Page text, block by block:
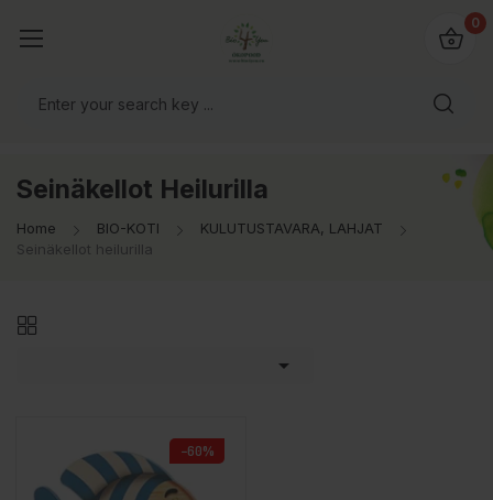
0
Seinäkellot Heilurilla
Home BIO-KOTI
KULUTUSTAVARA, LAHJAT
Seinäkellot heilurilla

−60%